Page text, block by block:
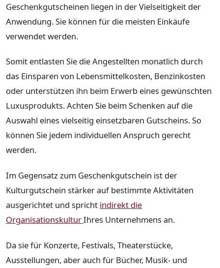
Geschenkgutscheinen liegen in der Vielseitigkeit der
Anwendung. Sie können für die meisten Einkäufe
verwendet werden.
Somit entlasten Sie die Angestellten monatlich durch
das Einsparen von Lebensmittelkosten, Benzinkosten
oder unterstützen ihn beim Erwerb eines gewünschten
Luxusprodukts. Achten Sie beim Schenken auf die
Auswahl eines vielseitig einsetzbaren Gutscheins. So
können Sie jedem individuellen Anspruch gerecht
werden.
Im Gegensatz zum Geschenkgutschein ist der
Kulturgutschein stärker auf bestimmte Aktivitäten
ausgerichtet und spricht indirekt die
OrganisationskulturIhres Unternehmens an.
Da sie für Konzerte, Festivals, Theaterstücke,
Ausstellungen, aber auch für Bücher, Musik- und